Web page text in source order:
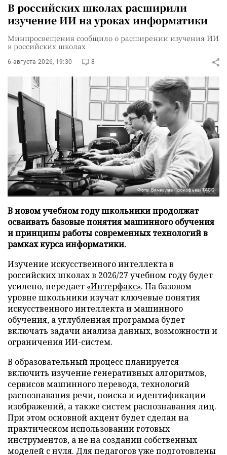
В российских школах расширили
изучение ИИ на уроках информатики
Минпросвещения сообщило о расширении изучения ИИ
в российских школах
6 августа 2026, 19:30 8
Фото: Вячеслав Прокофьев/ТАСС
В новом учебном году школьники продолжат
осваивать базовые понятия машинного обучения
и принципы работы современных технологий в
рамках курса информатики.
Изучение искусственного интеллекта в
российских школах в 2026/27 учебном году будет
усилено, передает «Интерфакс». На базовом
уровне школьники изучат ключевые понятия
искусственного интеллекта и машинного
обучения, а углубленная программа будет
включать задачи анализа данных, возможности и
ограничения ИИ-систем.
В образовательный процесс планируется
включить изучение генеративных алгоритмов,
сервисов машинного перевода, технологий
распознавания речи, поиска и идентификации
изображений, а также систем распознавания лиц.
При этом основной акцент будет сделан на
практическом использовании готовых
инструментов, а не на создании собственных
моделей с нуля. Для педагогов уже подготовлены